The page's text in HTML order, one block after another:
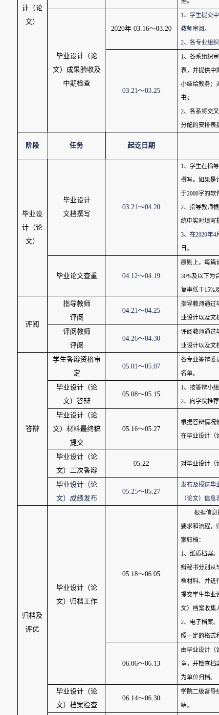
计（论
文）
毕业设计（论
文）成果验收及
中期检查
2020年 03.16～03.20
1、学生提交
教师审阅。
2、各专业组
03.21～03.25
1、各系组织
表，并提供中
小结给教务；
书；
2、各系将交
分配的安排表
阶段 任务 起讫日期
毕业设
计（论
文）
毕业设计
文档撰写
03.21～04.20
1、学生在指
撰写。如果是
于2000字的软
2、指导教师
统中实时填写
3、 在2020年4
日。
毕业论文查重 04.12～04.19
原则上，每篇
30%及以下为
复率低于15%
评阅
指导教师
评阅
04.21～04.25
指导教师通过
业设计以及文
评阅教师
评阅
04.26～04.30
评阅教师通过
业设计以及文
答辩
学生答辩资格审
定
05.01～05.07
各专业答辩委
名单。
毕业设计（论
文）答辩
05.08～05.15
1、按答辩小
2、向学院推
毕业设计（论
文）材料最终稿
提交
05.16～05.27
根据答辩情况
在毕业设计（
毕业设计（论
文）二次答辩
05.22 对毕业设计（
毕业设计（论
文）成绩发布
05.25～05.27
发布及报送毕
（论文）信
归档及
评优
毕业设计（论
文）归档工作
05.18～06.05
根据信息
要求和流程，
案归档：
1、纸质档案
辩秘书分别从
档材料、并进
提交学生毕业
文）档案收集
2、电子档案
照一定的格式
06.06～06.13
由毕业设计（
章，并检查档
为单位归档。
毕业设计（论
文）档案检查
06.14～06.30
学院二级督导
结。